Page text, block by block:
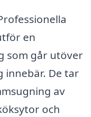
en
som går utöver
innebär. De tar
av
och